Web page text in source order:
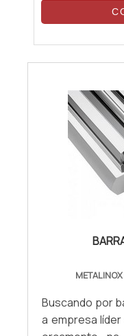
Buscando por
a empresa